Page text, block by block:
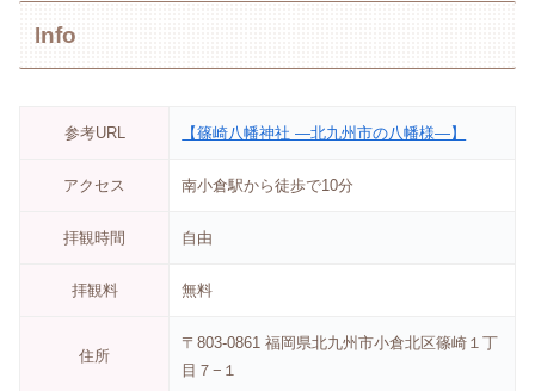
Info
参考URL 【篠崎八幡神社 ―北九州市の八幡様―】
アクセス 南小倉駅から徒歩で10分
拝観時間 自由
拝観料 無料
住所
〒803-0861 福岡県北九州市小倉北区篠崎１丁
目７−１